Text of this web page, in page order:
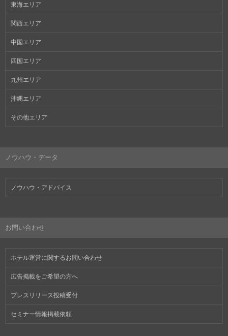
東海エリア
関西エリア
中国エリア
四国エリア
九州エリア
沖縄エリア
その他エリア
ノウハウ・データ
ノウハウ・アドバイス
お問い合わせ
ホテル運営に関するお問い合わせ
広告掲載をご希望の方へ
プレスリリース投稿受付
セミナー情報掲載依頼